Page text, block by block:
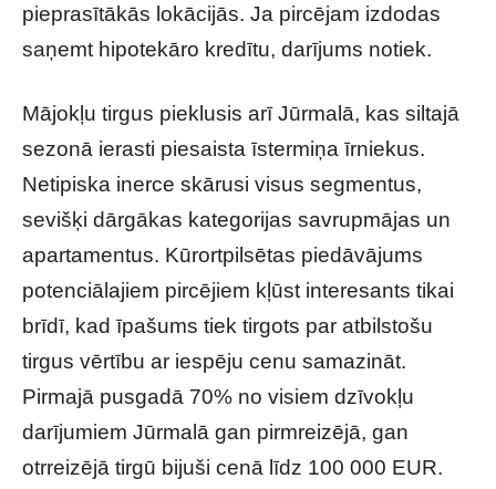
pieprasītākās lokācijās. Ja pircējam izdodas
saņemt hipotekāro kredītu, darījums notiek.
Mājokļu tirgus pieklusis arī Jūrmalā, kas siltajā
sezonā ierasti piesaista īstermiņa īrniekus.
Netipiska inerce skārusi visus segmentus,
sevišķi dārgākas kategorijas savrupmājas un
apartamentus. Kūrortpilsētas piedāvājums
potenciālajiem pircējiem kļūst interesants tikai
brīdī, kad īpašums tiek tirgots par atbilstošu
tirgus vērtību ar iespēju cenu samazināt.
Pirmajā pusgadā 70% no visiem dzīvokļu
darījumiem Jūrmalā gan pirmreizējā, gan
otrreizējā tirgū bijuši cenā līdz 100 000 EUR.